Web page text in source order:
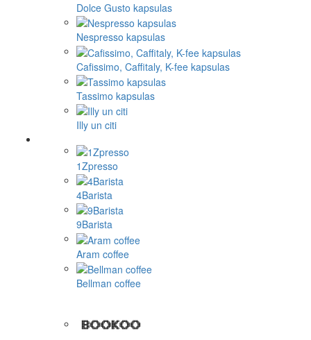
Dolce Gusto kapsulas
Nespresso kapsulas
Cafissimo, Caffitaly, K-fee kapsulas
Tassimo kapsulas
Illy un citi
1Zpresso
4Barista
9Barista
Aram coffee
Bellman coffee